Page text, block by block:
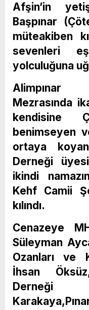
Afşin’in
Başpınar
müteakiben
sevenleri
yolculuğuna
Alimpınar
Mezrasında
kendisine
benimseyen
ortaya
Derneği
ikindi
Kehf Camii
kılındı.
Cenazeye
Süleyman
Ozanları ve
İhsan
Derneği